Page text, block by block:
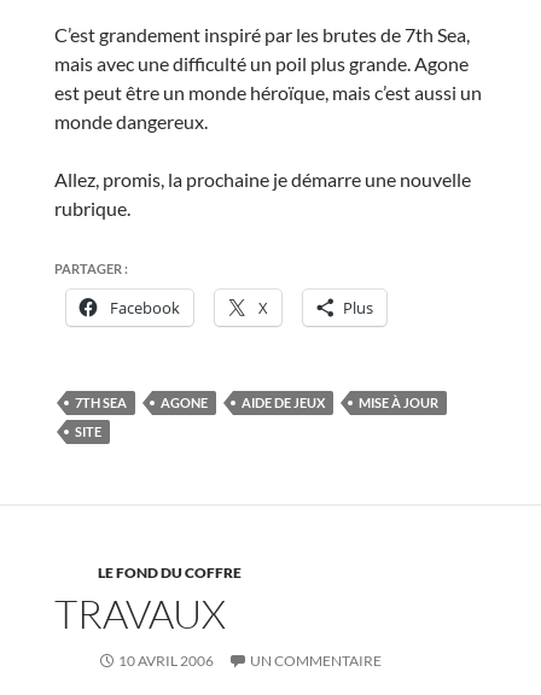
C’est grandement inspiré par les brutes de 7th Sea,
mais avec une difficulté un poil plus grande. Agone
est peut être un monde héroïque, mais c’est aussi un
monde dangereux.
Allez, promis, la prochaine je démarre une nouvelle
rubrique.
PARTAGER :
Facebook X Plus
7TH SEA AGONE AIDE DE JEUX
MISE À JOUR
SITE
LE FOND DU COFFRE
TRAVAUX
10 AVRIL 2006 UN COMMENTAIRE